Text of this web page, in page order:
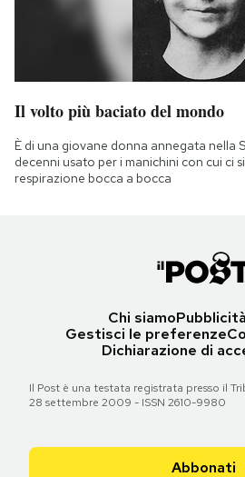
Il volto più baciato del mondo
È di una giovane donna annegata nella
decenni usato per i manichini con cui ci
respirazione bocca a bocca
Chi siamoPubblicità
Gestisci le preferenze
Dichiarazione di
Il Post è una testata registrata presso il
28 settembre 2009 - ISSN 2610-9980
Abbonati